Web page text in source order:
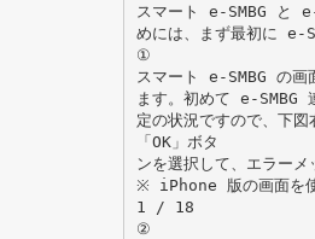
スマート e-SMBG と
めには、まず最初に e-
①
スマート e-SMBG の画
ます。初めて e-SMBG
定の状況ですので、下
「OK」ボタ
ンを選択して、エラーメ
※ iPhone 版の画面を使
1 / 18
②